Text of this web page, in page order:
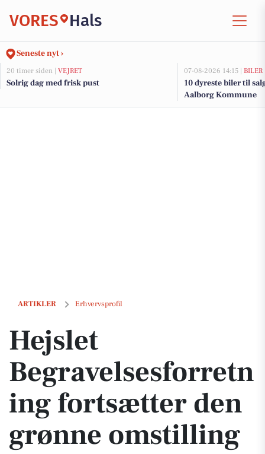
VORES Hals
Seneste nyt ›
20 timer siden | VEJRET
Solrig dag med frisk pust
07-08-2026 14:15 | BILER
10 dyreste biler til
Aalborg Kommune
ARTIKLER Erhvervsprofil
Hejslet Begravelsesforretning fortsætter den grønne omstilling
Hejslet
Begravelsesforretn
ing fortsætter den
grønne omstilling